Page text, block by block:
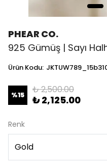
PHEAR CO.
925 Gümüş | Sayı
Ürün Kodu:
%15 ₺ 2,500.00
₺ 2,125.00
Renk